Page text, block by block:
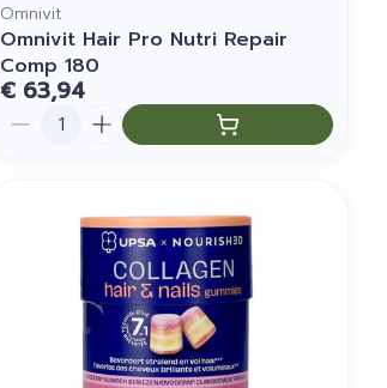
Omnivit
Omnivit Hair Pro Nutri Repair
Comp 180
€ 63,94
Aantal